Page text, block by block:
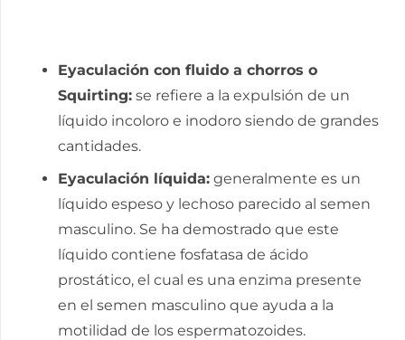
Eyaculación con fluido a chorros o
Squirting: se refiere a la expulsión de un
líquido incoloro e inodoro siendo de grandes
cantidades.
Eyaculación líquida: generalmente es un
líquido espeso y lechoso parecido al semen
masculino. Se ha demostrado que este
líquido contiene fosfatasa de ácido
prostático, el cual es una enzima presente
en el semen masculino que ayuda a la
motilidad de los espermatozoides.